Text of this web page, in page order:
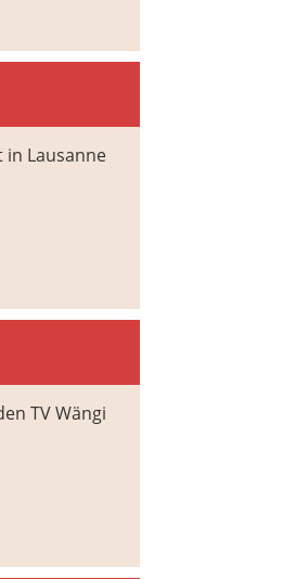
in Lausanne
TV Wängi